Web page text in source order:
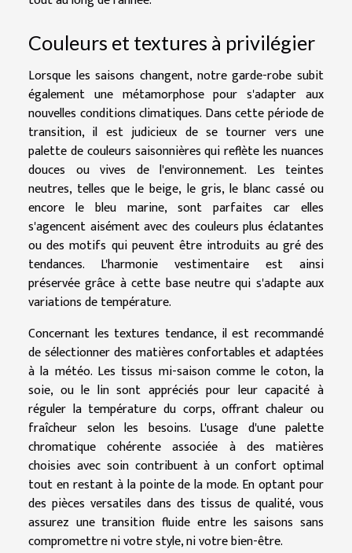
Couleurs et textures à privilégier
Lorsque les saisons changent, notre garde-robe subit
également une métamorphose pour s'adapter aux
nouvelles conditions climatiques. Dans cette période de
transition, il est judicieux de se tourner vers une
palette de couleurs saisonnières qui reflète les nuances
douces ou vives de l'environnement. Les teintes
neutres, telles que le beige, le gris, le blanc cassé ou
encore le bleu marine, sont parfaites car elles
s'agencent aisément avec des couleurs plus éclatantes
ou des motifs qui peuvent être introduits au gré des
tendances. L'harmonie vestimentaire est ainsi
préservée grâce à cette base neutre qui s'adapte aux
variations de température.
Concernant les textures tendance, il est recommandé
de sélectionner des matières confortables et adaptées
à la météo. Les tissus mi-saison comme le coton, la
soie, ou le lin sont appréciés pour leur capacité à
réguler la température du corps, offrant chaleur ou
fraîcheur selon les besoins. L'usage d'une palette
chromatique cohérente associée à des matières
choisies avec soin contribuent à un confort optimal
tout en restant à la pointe de la mode. En optant pour
des pièces versatiles dans des tissus de qualité, vous
assurez une transition fluide entre les saisons sans
compromettre ni votre style, ni votre bien-être.